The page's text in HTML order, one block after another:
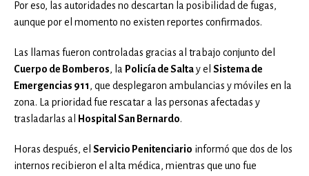
Por eso, las autoridades no descartan la posibilidad de fugas,
aunque por el momento no existen reportes confirmados.
Las llamas fueron controladas gracias al trabajo conjunto del
Cuerpo de Bomberos, la Policía de Saltay el Sistema de
Emergencias 911, que desplegaron ambulancias y móviles en la
zona. La prioridad fue rescatar a las personas afectadas y
trasladarlas al
Hospital San Bernardo.
Horas después, el Servicio Penitenciario informó que dos de los
internos recibieron el alta médica, mientras que uno fue